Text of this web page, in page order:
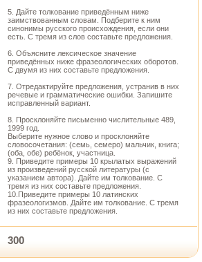
5. Дайте толкование приведённым ниже
заимствованным словам. Подберите к ним
синонимы русского происхождения, если они
есть. С тремя из слов составьте предложения.
6. Объясните лексическое значение
приведённых ниже фразеологических оборотов.
С двумя из них составьте предложения.
7. Отредактируйте предложения, устранив в них
речевые и грамматические ошибки. Запишите
исправленный вариант.
8. Просклоняйте письменно числительные 489,
1999 год.
Выберите нужное слово и просклоняйте
словосочетания: (семь, семеро) мальчик, книга;
(оба, обе) ребёнок, участница.
9. Приведите примеры 10 крылатых выражений
из произведений русской литературы (с
указанием автора). Дайте им толкование. С
тремя из них составьте предложения.
10.Приведите примеры 10 латинских
фразеологизмов. Дайте им толкование. С тремя
из них составьте предложения.
300